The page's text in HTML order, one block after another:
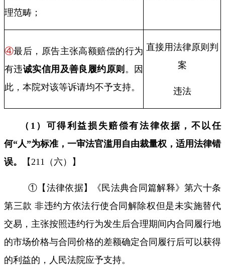
理范畴；
④最后，原告主张高额赔偿的行为
有违诚实信用及善良履约原则 。因
此，本院对该等诉请均不予支持。
直接用法律原则判
案
违法
（ 1 ）可得利益损失赔偿有法律依据，不以任
何“人”为标准，一审法官滥用自由裁量权，适用法律错
误。
【 211 （六）】
①【法律依据】《民法典合同篇解释》第六十条
第三款 非违约方依法行使合同解除权但是未实施替代
交易，主张按照违约行为发生后合理期间内合同履行地
的市场价格与合同价格的差额确定合同履行后可以获得
的利益的，人民法院应予支持。